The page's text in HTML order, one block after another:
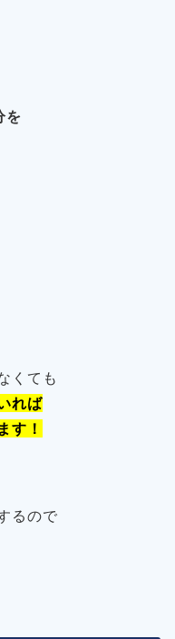
を
くても
れば
す！
るので